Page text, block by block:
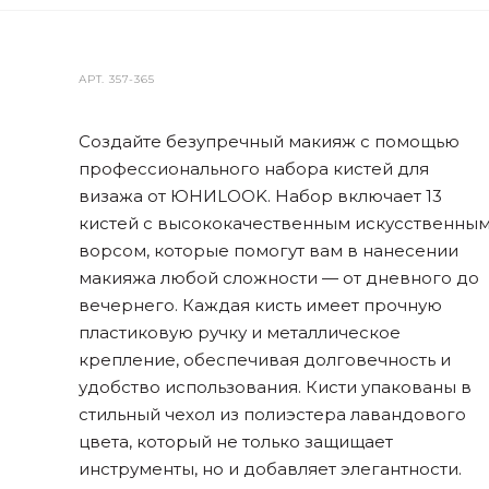
АРТ.357-365
Создайте безупречный макияж с помощью
профессионального набора кистей для
визажа от ЮНИLOOK. Набор включает 13
кистей с высококачественным
ворсом, которые помогут вам в нанесении
макияжа любой сложности — от дневного до
вечернего. Каждая кисть имеет прочную
пластиковую ручку и металлическое
крепление, обеспечивая долговечность и
удобство использования. Кисти упакованы в
стильный чехол из полиэстера лавандового
цвета, который не только защищает
инструменты, но и добавляет элегантности.